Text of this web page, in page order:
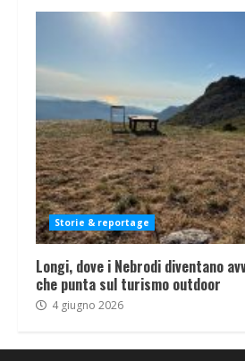
Storie & reportage
Longi, dove i Nebrodi diventano
che punta sul turismo outdoor
4 giugno 2026